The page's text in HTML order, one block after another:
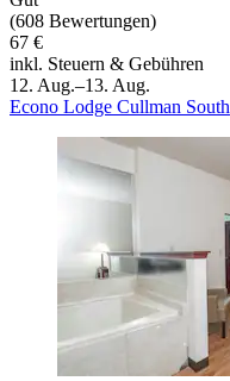
(608 Bewertungen)
67 €
inkl. Steuern & Gebühren
12. Aug.–13. Aug.
Econo Lodge Cullman South